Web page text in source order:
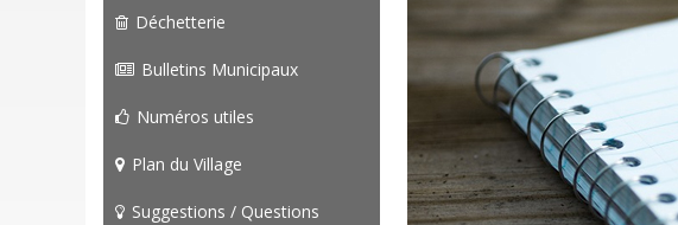
Déchetterie
Bulletins Municipaux
Numéros utiles
Plan du Village
Suggestions / Questions